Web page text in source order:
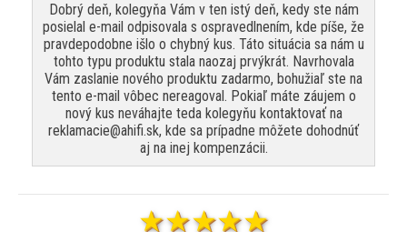
Dobrý deň, kolegyňa Vám v ten istý deň, kedy ste nám
posielal e-mail odpisovala s ospravedlnením, kde píše, že
pravdepodobne išlo o chybný kus. Táto situácia sa nám u
tohto typu produktu stala naozaj prvýkrát. Navrhovala
Vám zaslanie nového produktu zadarmo, bohužiaľ ste na
tento e-mail vôbec nereagoval. Pokiaľ máte záujem o
nový kus neváhajte teda kolegyňu kontaktovať na
reklamacie@ahifi.sk, kde sa prípadne môžete dohodnúť
aj na inej kompenzácii.